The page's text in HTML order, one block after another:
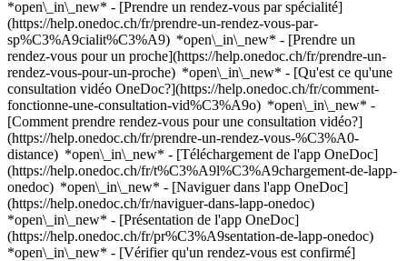
*open\_in\_new* - [Prendre un rendez-vous par spécialité]
(https://help.onedoc.ch/fr/prendre-un-rendez-vous-par-
sp%C3%A9cialit%C3%A9) *open\_in\_new* - [Prendre un
rendez-vous pour un proche](https://help.onedoc.ch/fr/prendre-un-
rendez-vous-pour-un-proche) *open\_in\_new* - [Qu'est ce qu'une
consultation vidéo OneDoc?](https://help.onedoc.ch/fr/comment-
fonctionne-une-consultation-vid%C3%A9o) *open\_in\_new* -
[Comment prendre rendez-vous pour une consultation vidéo?]
(https://help.onedoc.ch/fr/prendre-un-rendez-vous-%C3%A0-
distance) *open\_in\_new* - [Téléchargement de l'app OneDoc]
(https://help.onedoc.ch/fr/t%C3%A9l%C3%A9chargement-de-lapp-
onedoc) *open\_in\_new* - [Naviguer dans l'app OneDoc]
(https://help.onedoc.ch/fr/naviguer-dans-lapp-onedoc)
*open\_in\_new* - [Présentation de l'app OneDoc]
(https://help.onedoc.ch/fr/pr%C3%A9sentation-de-lapp-onedoc)
*open\_in\_new* - [Vérifier qu'un rendez-vous est confirmé](https://help.onedoc.ch/fr/v%C3%A9rifier-quun-rendez-vous-est-confirm%C3%A9) *open\_in\_new* - [Annuler un rendez-vous pris en ligne sur OneDoc](https://help.onedoc.ch/fr/annuler-un-rendez-vous-pris-en-ligne-sur-onedoc) *open\_in\_new* - [Je ne reçois pas de confirmation de rendez-vous](https://help.onedoc.ch/fr/je-ne-re%C3%A7ois-pas-de-confirmation-de-rendez-vous) *open\_in\_new* [Voir tous nos articles *open\_in\_new*](https://help.onedoc.ch/fr/) close ## Modifier votre recherche ![Maison avec un signe plus annonçant qu’une consultation peut être effectuée sur place](https://www.onedoc.ch/assets/images/icons/on-site.svg) Sur place ![Caméra avec un symbole lecture annonçant qu’une consultation peut être effectuée à distance en vidéo](https://www.onedoc.ch/assets/images/icons/remote.svg) À distance Rechercher #### Spécialités #### Praticiens #### Établissements edit Réflexologue à Oron tune Filtrer par Nouveaux patients*keyboard\_arrow\_down* - Acceptés*check\_circle* Langue parlée*keyboard\_arrow\_down* - Allemand*check\_circle* - Anglais*check\_circle* - Arabe*check\_circle* - Bulgare*check\_circle* - Chinois*check\_circle* - Créole haïtien*check\_circle* - Espagnol*check\_circle* - Français*check\_circle* - Hongrois*check\_circle* - Italien*check\_circle* - Japonais*check\_circle* - Néerlandais*check\_circle* - Polonais*check\_circle* - Portugais*check\_circle* - Roumain*check\_circle* - Russe*check\_circle* - Serbe*check\_circle* Sexe*keyboard\_arrow\_down* - Femme*check\_circle* - Homme*check\_circle* Réseau*keyboard\_arrow\_down* - ASCA*check\_circle* - RME*check\_circle* - NVS*check\_circle* - APTN*check\_circle* Disponibilité*keyboard\_arrow\_down* - Disponible aujourdhui*check\_circle* - Dans les 3 prochains jours*check\_circle* - Dans les 7 prochains jours*check\_circle* - Dans les 14 prochains jours*check\_circle* # Réflexologue à Oron: prenez rendez-vous en ligne aujourd'hui ## 4 résultats à Oron [![Mme Déborah Menoud Bieri, réflexologue à Oron](https://assets.onedoc.ch/images/users/a9221464e8151309db867538a291cbbb1db0575b607808e62b312a3757240577-small.png "Mme Déborah Menoud Bieri, réflexologue à Oron")](https://www.onedoc.ch/fr/reflexologue/oron/pcs5v/deborah-menoud-bieri) ### [Mme Déborah Menoud Bieri](https://www.onedoc.ch/fr/reflexologue/oron/pcs5v/deborah-menoud-bieri) ![Badge indiquant un profil vérifié](https://www.onedoc.ch/assets/images/icons/checkmark.svg) Réflexologue Au cabinet - Espace In Vivo Le Bourg 11 1610 Oron ![Mme Déborah Menoud Bieri est affiliée au réseau ASCA](https://assets.onedoc.ch/images/networks/logos/496d325fd4282f2f0a46197dd629fd16fcd2d324839e441a2a65aaa74df08a15-small.png) ![Icône patient avec un signe plus annonçant que le professionnel accepte de nouveaux patients](https://www.onedoc.ch/assets/images/icons/new-patients.svg)Accepte les nouveaux patients [Réserver un RDV](https://www.onedoc.ch/fr/reflexologue/oron/pcs5v/deborah-menoud-bieri) *chevron\_left* lun. 03 août *chevron\_right* Voir plus de rendez-vous *error\_outline* Une erreur s'est produite lors du chargement des disponibilités [Réessayer](https://www.onedoc.ch) [![Mme Rosalie Jubin, réflexologue à Oron](https://assets.onedoc.ch/images/users/96d72b9684279c41cbc3d3f24cdf6993b8439f1d153cd8b847842bbaa37570fc-small.jpg "Mme Rosalie Jubin, réflexologue à Oron")](https://www.onedoc.ch/fr/reflexologue/oron/pcchp/rosalie-jubin) ### [Mme Rosalie Jubin](https://www.onedoc.ch/fr/reflexologue/oron/pcchp/rosalie-jubin) ![Badge indiquant un profil vérifié](https://www.onedoc.ch/assets/images/icons/checkmark.svg) Réflexologue Rosalie Harmonie Chemin des Chênes 20 1610 Oron ![Mme Rosalie Jubin est affiliée au réseau ASCA](https://assets.onedoc.ch/images/networks/logos/496d325fd4282f2f0a46197dd629fd16fcd2d324839e441a2a65aaa74df08a15-small.png)![Mme Rosalie Jubin est affiliée au réseau RME](https://assets.onedoc.ch/images/networks/logos/a202aabd14cdddb5ff03205af2481fb805645ff903773c55a6c572d22f23762e-small.png) ![Icône patient avec un signe plus annonçant que le professionnel accepte de nouveaux patients](https://www.onedoc.ch/assets/images/icons/new-patients.svg)Accepte les nouveaux patients [Réserver un RDV](https://www.onedoc.ch/fr/reflexologue/oron/pcchp/rosalie-jubin) *chevron\_left* lun. 03 août *chevron\_right* Voir plus de rendez-vous *error\_outline* Une erreur s'est produite lors du chargement des disponibilités [Réessayer](https://www.onedoc.ch) [![Mme Déborah Menoud Bieri, réflexologue à Oron](https://assets.onedoc.ch/images/users/a9221464e8151309db867538a291cbbb1db0575b607808e62b312a3757240577-small.png "Mme Déborah Menoud Bieri, réflexologue à Oron")](https://www.onedoc.ch/fr/reflexologue/oron/pcs7m/deborah-menoud-bieri) ### [Mme Déborah Menoud Bieri](https://www.onedoc.ch/fr/reflexologue/oron/pcs7m/deborah-menoud-bieri) ![Badge indiquant un profil vérifié](https://www.onedoc.ch/assets/images/icons/checkmark.svg) Réflexologue Par téléphone Le Bourg 11 1610 Oron ![Mme Déborah Menoud Bieri est affiliée au réseau ASCA](https://assets.onedoc.ch/images/networks/logos/496d325fd4282f2f0a46197dd629fd16fcd2d324839e441a2a65aaa74df08a15-small.png) ![Icône patient avec un signe plus annonçant que le professionnel accepte de nouveaux patients](https://www.onedoc.ch/assets/images/icons/new-patients.svg)Accepte les nouveaux patients [Réserver un RDV](https://www.onedoc.ch/fr/reflexologue/oron/pcs7m/deborah-menoud-bieri) *chevron\_left* lun. 03 août *chevron\_right* Voir plus de rendez-vous *error\_outline* Une erreur s'est produite lors du chargement des disponibilités [Réessayer](https://www.onedoc.ch) [![Mme Déborah Menoud Bieri, réflexologue à Oron](https://assets.onedoc.ch/images/users/a9221464e8151309db867538a291cbbb1db0575b607808e62b312a3757240577-small.png "Mme Déborah Menoud Bieri, réflexologue à Oron")](https://www.onedoc.ch/fr/reflexologue/oron/pcs7l/deborah-menoud-bieri) ### [Mme Déborah Menoud Bieri](https://www.onedoc.ch/fr/reflexologue/oron/pcs7l/deborah-menoud-bieri) ![Badge indiquant un profil vérifié](https://www.onedoc.ch/assets/images/icons/checkmark.svg) Réflexologue A votre domicile Le Bourg 11 1610 Oron ![Mme Déborah Menoud Bieri est affiliée au réseau ASCA](https://assets.onedoc.ch/images/networks/logos/496d325fd4282f2f0a46197dd629fd16fcd2d324839e441a2a65aaa74df08a15-small.png) ![Icône patient avec un signe plus annonçant que le professionnel accepte de nouveaux patients](https://www.onedoc.ch/assets/images/icons/new-patients.svg)Accepte les nouveaux patients [Réserver un RDV](https://www.onedoc.ch/fr/reflexologue/oron/pcs7l/deborah-menoud-bieri) ## __Réflexologues__: d'autres spécialistes sont réservables en ligne dans les environs de __Oron__ [![Mme Delphine Dorthe Pittet, réflexologue à Gillarens](https://assets.onedoc.ch/images/users/1f6e91777b0350e837cbd4e49eb43e1cb1e3ccf56c9a02e644cbe5895d222457-small.jpg "Mme Delphine Dorthe Pittet, réflexologue à Gillarens")](https://www.onedoc.ch/fr/reflexologue/gillarens/pjc3/delphine-dorthe-pittet) ### [Mme Delphine Dorthe Pittet](https://www.onedoc.ch/fr/reflexologue/gillarens/pjc3/delphine-dorthe-pittet) ![Badge indiquant un profil vérifié](https://www.onedoc.ch/assets/images/icons/checkmark.svg) [Réflexologue](https://www.onedoc.ch/fr/reflexologue/gillarens) cabinet Delphine Dorthe Pittet chemin de la Corba 30 1673 Gillarens ![Mme Delphine Dorthe Pittet est affiliée au réseau ASCA](https://assets.onedoc.ch/images/networks/logos/496d325fd4282f2f0a46197dd629fd16fcd2d324839e441a2a65aaa74df08a15-small.png)![Mme Delphine Dorthe Pittet est affiliée au réseau RME](https://assets.onedoc.ch/images/networks/logos/a202aabd14cdddb5ff03205af2481fb805645ff903773c55a6c572d22f23762e-small.png) ![Icône patient avec un signe plus annonçant que le professionnel accepte de nouveaux patients](https://www.onedoc.ch/assets/images/icons/new-patients.svg)Accepte les nouveaux patients [Réserver un RDV](https://www.onedoc.ch/fr/reflexologue/gillarens/pjc3/delphine-dorthe-pittet) [![Mme Carole Jaccoud, réflexologue à Rue](https://assets.onedoc.ch/images/users/7c3cab430183db91f4268f5766b1c4704ac7e3dff7e08274c0918e36df7b8972-small.png "Mme Carole Jaccoud, réflexologue à Rue")](https://www.onedoc.ch/fr/reflexologue/rue/pcyh8/carole-jaccoud) ### [Mme Carole Jaccoud](https://www.onedoc.ch/fr/reflexologue/rue/pcyh8/carole-jaccoud) ![Badge indiquant un profil vérifié](https://www.onedoc.ch/assets/images/icons/checkmark.svg) [Réflexologue](https://www.onedoc.ch/fr/reflexologue/rue) cabinet individuel Route du Menhir 73 1673 Rue ![Mme Carole Jaccoud est affiliée au réseau ASCA](https://assets.onedoc.ch/images/networks/logos/496d325fd4282f2f0a46197dd629fd16fcd2d324839e441a2a65aaa74df08a15-small.png) ![Icône patient avec un signe plus annonçant que le professionnel accepte de nouveaux patients](https://www.onedoc.ch/assets/images/icons/new-patients.svg)Accepte les nouveaux patients [Réserver un RDV](https://www.onedoc.ch/fr/reflexologue/rue/pcyh8/carole-jaccoud) [![Mme Anita Raverdino, réflexologue à Servion](https://assets.onedoc.ch/images/users/082d938898d0b3a3063f8462288ce5fa7d37b37fa056c6db6b140523232abd42-small.jpg "Mme Anita Raverdino, réflexologue à Servion")](https://www.onedoc.ch/fr/reflexologue/servion/pcvgd/anita-raverdino) ### [Mme Anita Raverdino](https://www.onedoc.ch/fr/reflexologue/servion/pcvgd/anita-raverdino) ![Badge indiquant un profil vérifié](https://www.onedoc.ch/assets/images/icons/checkmark.svg) [Réflexologue](https://www.onedoc.ch/fr/reflexologue/servion) Neurotraining-R- Cabinet Servion Route des Cullayes 8 1077 Servion ![Mme Anita Raverdino est affiliée au réseau ASCA](https://assets.onedoc.ch/images/networks/logos/496d325fd4282f2f0a46197dd629fd16fcd2d324839e441a2a65aaa74df08a15-small.png)![Mme Anita Raverdino est affiliée au réseau RME](https://assets.onedoc.ch/images/networks/logos/a202aabd